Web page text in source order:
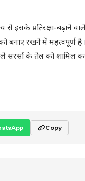
इसके प्रतिरक्षा-बढ़ाने
को बनाए रखने में
सरसों के तेल को शामिल
Copy